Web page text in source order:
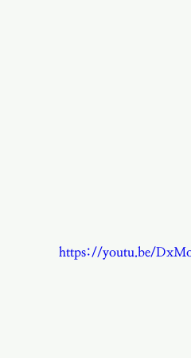
https://youtu.be/